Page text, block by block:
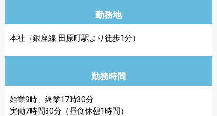
勤務地
本社（銀座線 田原町駅より徒歩1分）
勤務時間
始業9時、終業17時30分
実働7時間30分（昼食休憩1時間）